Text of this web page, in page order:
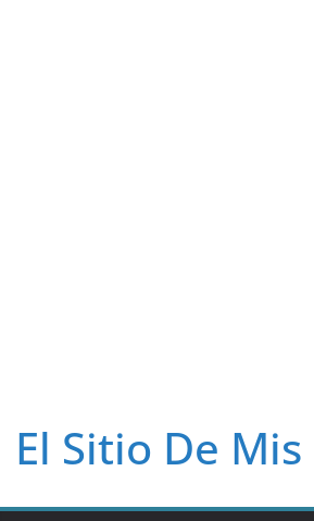
El Sitio De